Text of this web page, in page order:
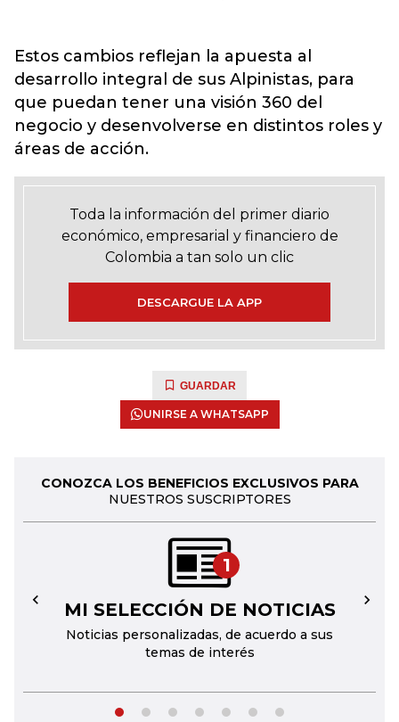
Estos cambios reflejan la apuesta al
desarrollo integral de sus Alpinistas, para
que puedan tener una visión 360 del
negocio y desenvolverse en distintos roles y
áreas de acción.
Toda la información del primer diario
económico, empresarial y financiero de
Colombia a tan solo un clic
DESCARGUE LA APP
GUARDAR
UNIRSE A WHATSAPP
CONOZCA LOS BENEFICIOS EXCLUSIVOS PARA
NUESTROS SUSCRIPTORES
1
MI SELECCIÓN DE NOTICIAS
Noticias personalizadas, de acuerdo a sus
temas de interés
← →